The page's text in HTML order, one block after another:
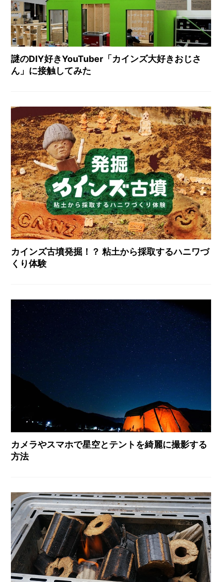
謎のDIY好きYouTuber「カインズ大好きおじさ
ん」に接触してみた
カインズ古墳発掘！？ 粘土から採取するハニワづ
くり体験
カメラやスマホで星空とテントを綺麗に撮影する
方法